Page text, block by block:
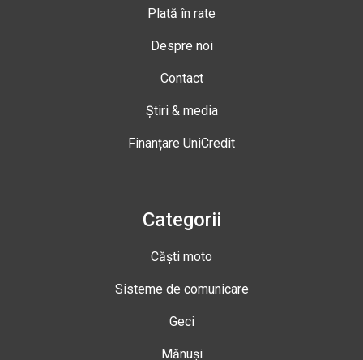
Plată în rate
Despre noi
Contact
Știri & media
Finanțare UniCredit
Categorii
Căști moto
Sisteme de comunicare
Geci
Mănuși